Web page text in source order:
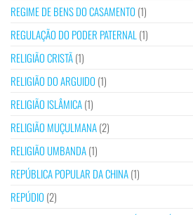
REGIME DE BENS DO CASAMENTO (1)
REGULAÇÃO DO PODER PATERNAL (1)
RELIGIÃO CRISTÃ(1)
RELIGIÃO DO ARGUIDO (1)
RELIGIÃO ISLÂMICA(1)
RELIGIÃO MUÇULMANA(2)
RELIGIÃO UMBANDA(1)
REPÚBLICA POPULAR DA CHINA(1)
REPÚDIO (2)